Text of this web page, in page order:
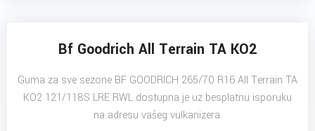
Bf Goodrich All Terrain TA KO2
Guma za sve sezone BF GOODRICH 265/70 R16 All Terrain TA
KO2 121/118S LRE RWL dostupna je uz besplatnu isporuku
na adresu vašeg vulkanizera.